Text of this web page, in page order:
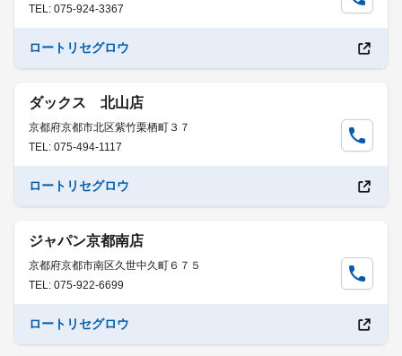
TEL: 075-924-3367
ロートリセグロウ
ダックス 北山店
京都府京都市北区紫竹栗栖町３７
TEL: 075-494-1117
ロートリセグロウ
ジャパン京都南店
京都府京都市南区久世中久町６７５
TEL: 075-922-6699
ロートリセグロウ